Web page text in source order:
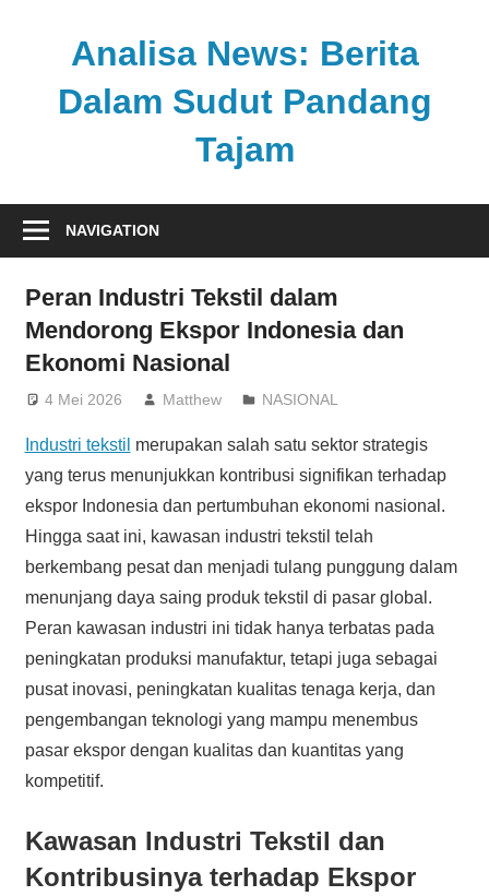
Analisa News: Berita
Dalam Sudut Pandang
Tajam
kritis
dari
dunia,
politik,
dan
NAVIGATION
Peran Industri Tekstil dalam
Mendorong Ekspor Indonesia dan
Ekonomi Nasional
4 Mei 2026 Matthew NASIONAL
Industri tekstil merupakan salah satu sektor strategis
yang terus menunjukkan kontribusi signifikan terhadap
ekspor Indonesia dan pertumbuhan ekonomi nasional.
Hingga saat ini, kawasan industri tekstil telah
berkembang pesat dan menjadi tulang punggung dalam
menunjang daya saing produk tekstil di pasar global.
Peran kawasan industri ini tidak hanya terbatas pada
peningkatan produksi manufaktur, tetapi juga sebagai
pusat inovasi, peningkatan kualitas tenaga kerja, dan
pengembangan teknologi yang mampu menembus
pasar ekspor dengan kualitas dan kuantitas yang
kompetitif.
Kawasan Industri Tekstil dan
Kontribusinya terhadap Ekspor